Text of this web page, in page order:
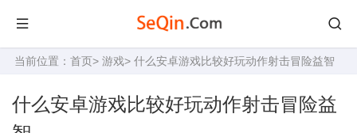
当前位置： 首页> 游戏> 什么安卓游戏比较好玩动作射击冒险益智
什么安卓游戏比较好玩动作射击冒险益